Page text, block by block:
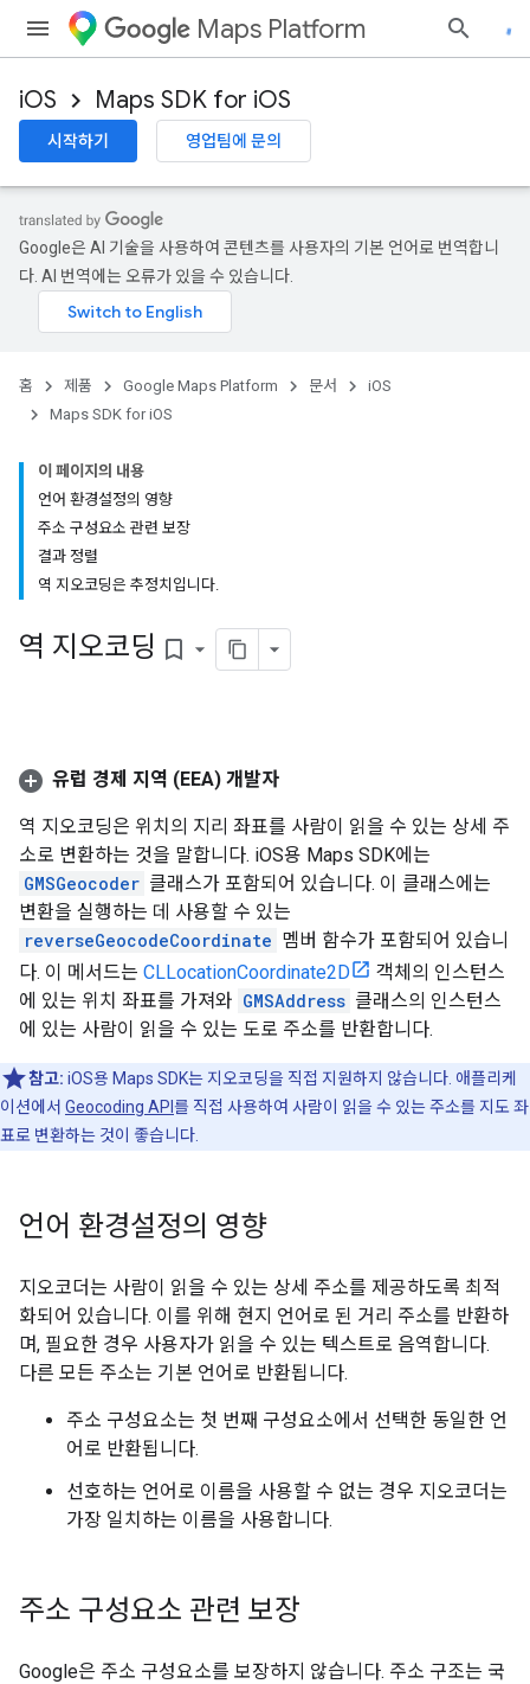
Maps Platform
iOS Maps SDK for iOS
시작하기 영업팀에 문의
Google은 AI 기술을 사용하여 콘텐츠를 사용자의 기본 언어로 번역합니
다. AI 번역에는 오류가 있을 수 있습니다.
홈 제품 Google Maps Platform 문서
iOS
Maps SDK for iOS
이 페이지의 내용
언어 환경설정의 영향
주소 구성요소 관련 보장
결과 정렬
역 지오코딩은 추정치입니다.
역 지오코딩 bookmark_border
유럽 경제 지역 (EEA) 개발자
역 지오코딩은 위치의 지리 좌표를 사람이 읽을 수 있는 상세 주
소로 변환하는 것을 말합니다. iOS용 Maps SDK에는
GMSGeocoder 클래스가 포함되어 있습니다. 이 클래스에는
변환을 실행하는 데 사용할 수 있는
reverseGeocodeCoordinate 멤버 함수가 포함되어 있습니
다. 이 메서드는 CLLocationCoordinate2D
객체의 인스턴스
에 있는 위치 좌표를 가져와 GMSAddress 클래스의 인스턴스
에 있는 사람이 읽을 수 있는 도로 주소를 반환합니다.
참고: iOS용 Maps SDK는 지오코딩을 직접 지원하지 않습니다. 애플리케
이션에서 Geocoding API 를 직접 사용하여 사람이 읽을 수 있는 주소를 지도 좌
표로 변환하는 것이 좋습니다.
언어 환경설정의 영향
지오코더는 사람이 읽을 수 있는 상세 주소를 제공하도록 최적
화되어 있습니다. 이를 위해 현지 언어로 된 거리 주소를 반환하
며, 필요한 경우 사용자가 읽을 수 있는 텍스트로 음역합니다.
다른 모든 주소는 기본 언어로 반환됩니다.
주소 구성요소는 첫 번째 구성요소에서 선택한 동일한 언
어로 반환됩니다.
선호하는 언어로 이름을 사용할 수 없는 경우 지오코더는
가장 일치하는 이름을 사용합니다.
주소 구성요소 관련 보장
Google은 주소 구성요소를 보장하지 않습니다. 주소 구조는 국